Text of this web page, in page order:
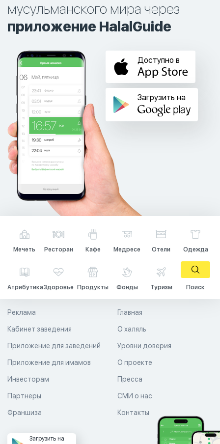
мусульманского мира через
приложение HalalGuide
Доступно в
Загрузить на
Мечеть Ресторан Кафе Медресе Отели Одежда
АтрибутикаЗдоровье Продукты Фонды Туризм Поиск
Главная
О халяль
Уровни доверия
Реклама
Кабинет заведения
Приложение для заведений
Приложение для имамов О проекте
Пресса
СМИ о нас
Контакты
Инвесторам
Партнеры
Франшиза
Загрузить на